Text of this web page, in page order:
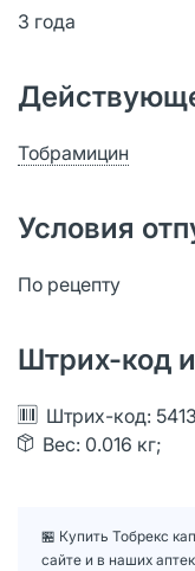
3 года
Тобрамицин
Условия
По рецепту
Штрих-код
Штрих-код:
Вес: 0.016 кг;
🏪 Купить Тобрекс
сайте и в наших